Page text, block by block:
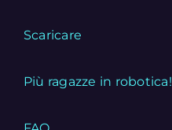
Scaricare
Più ragazze in robotica!